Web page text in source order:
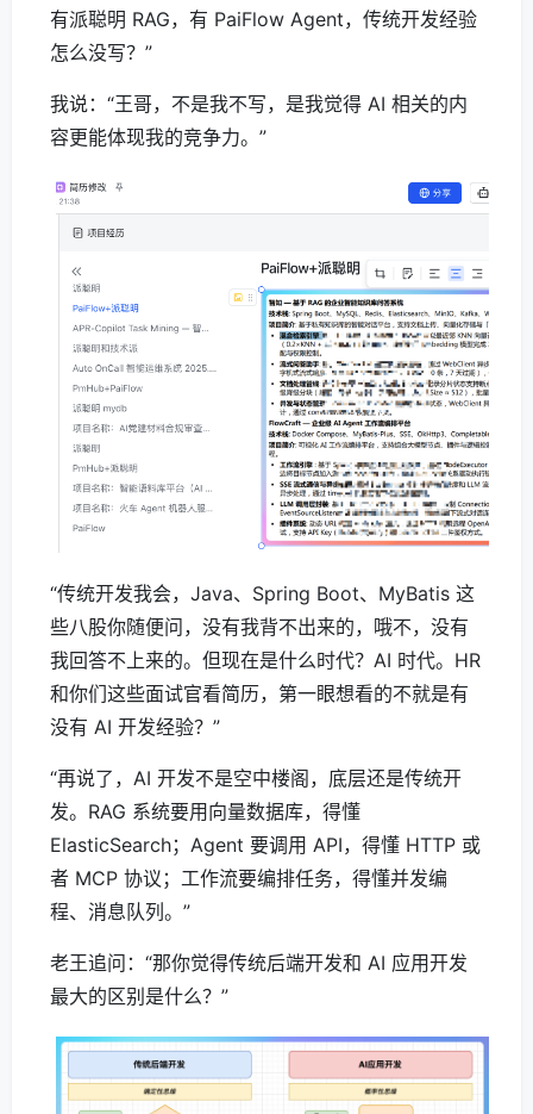
有派聪明 RAG，有 PaiFlow Agent，传统开发经验
怎么没写？”
我说：“王哥，不是我不写，是我觉得 AI 相关的内
容更能体现我的竞争力。”
“传统开发我会，Java、Spring Boot、MyBatis 这
些八股你随便问，没有我背不出来的，哦不，没有
我回答不上来的。但现在是什么时代？AI 时代。HR
和你们这些面试官看简历，第一眼想看的不就是有
没有 AI 开发经验？”
“再说了，AI 开发不是空中楼阁，底层还是传统开
发。RAG 系统要用向量数据库，得懂
ElasticSearch；Agent 要调用 API，得懂 HTTP 或
者 MCP 协议；工作流要编排任务，得懂并发编
程、消息队列。”
老王追问：“那你觉得传统后端开发和 AI 应用开发
最大的区别是什么？”